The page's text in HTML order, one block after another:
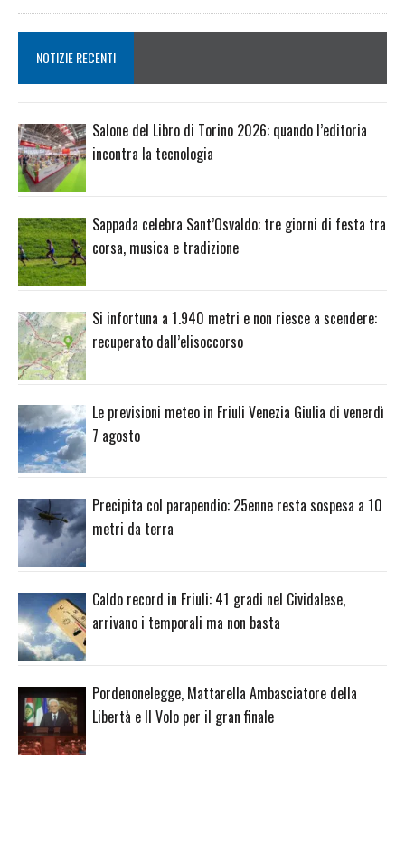
NOTIZIE RECENTI
Salone del Libro di Torino 2026: quando l’editoria
incontra la tecnologia
Sappada celebra Sant’Osvaldo: tre giorni di festa tra
corsa, musica e tradizione
Si infortuna a 1.940 metri e non riesce a scendere:
recuperato dall’elisoccorso
Le previsioni meteo in Friuli Venezia Giulia di venerdì
7 agosto
Precipita col parapendio: 25enne resta sospesa a 10
metri da terra
Caldo record in Friuli: 41 gradi nel Cividalese,
arrivano i temporali ma non basta
Pordenonelegge, Mattarella Ambasciatore della
Libertà e Il Volo per il gran finale